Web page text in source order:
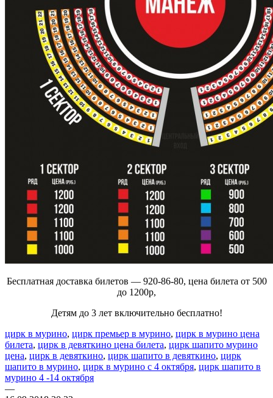
Бесплатная доставка билетов — 920-86-80, цена билета от 500
до 1200р,
Детям до 3 лет включительно бесплатно!
цирк в мурино, цирк премьер в мурино, цирк в мурино цена
билета, цирк в девяткино цена билета, цирк шапито мурино
цена, цирк в девяткино, цирк шапито в девяткино, цирк
шапито в мурино, цирк в мурино с 4 октября, цирк шапито в
мурино 4 -14 октября
—